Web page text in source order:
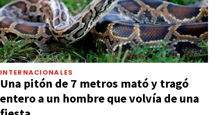
INTERNACIONALES
Una pitón de 7 metros mató y tragó
entero a un hombre que volvía de una